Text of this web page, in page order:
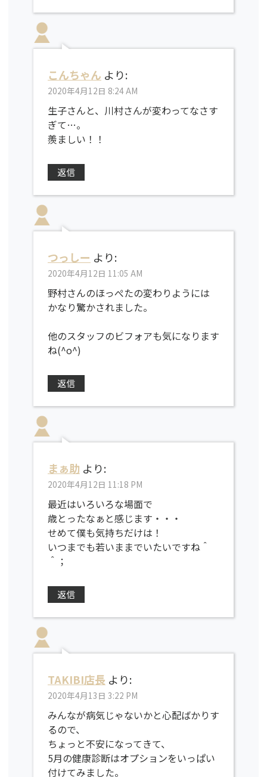
こんちゃん より:
2020年4月12日 8:24 AM
生子さんと、川村さんが変わってなさす
ぎて…。
羨ましい！！
返信
つっしー より:
2020年4月12日 11:05 AM
野村さんのほっぺたの変わりようには
かなり驚かされました。
他のスタッフのビフォアも気になります
ね(^o^)
返信
まぁ助 より:
2020年4月12日 11:18 PM
最近はいろいろな場面で
歳とったなぁと感じます・・・
せめて僕も気持ちだけは！
いつまでも若いままでいたいですね＾
＾；
返信
TAKIBI店長 より:
2020年4月13日 3:22 PM
みんなが病気じゃないかと心配ばかりす
るので、
ちょっと不安になってきて、
5月の健康診断はオプションをいっぱい
付けてみました。